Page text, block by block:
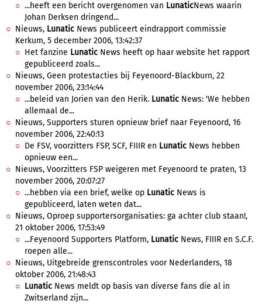
...heeft een bericht overgenomen van LunaticNews waarin
Johan Derksen dringend...
Nieuws, Lunatic News publiceert eindrapport commissie
Kerkum, 5 december 2006, 13:42:37
Het fanzine Lunatic News heeft op haar website het rapport
gepubliceerd zoals...
Nieuws, Geen protestacties bij Feyenoord-Blackburn, 22
november 2006, 23:14:44
...beleid van Jorien van den Herik. Lunatic News: 'We hebben
allemaal de...
Nieuws, Supporters sturen opnieuw brief naar Feyenoord, 16
november 2006, 22:40:13
De FSV, voorzitters FSP, SCF, FIIIR en Lunatic News hebben
opnieuw een...
Nieuws, Voorzitters FSP weigeren met Feyenoord te praten, 13
november 2006, 20:07:27
...hebben via een brief, welke op Lunatic News is
gepubliceerd, laten weten dat...
Nieuws, Oproep supportersorganisaties: ga achter club staan!,
21 oktober 2006, 17:53:49
...Feyenoord Supporters Platform, Lunatic News, FIIIR en S.C.F.
roepen alle...
Nieuws, Uitgebreide grenscontroles voor Nederlanders, 18
oktober 2006, 21:48:43
Lunatic News meldt op basis van diverse fans die al in
Zwitserland zijn...